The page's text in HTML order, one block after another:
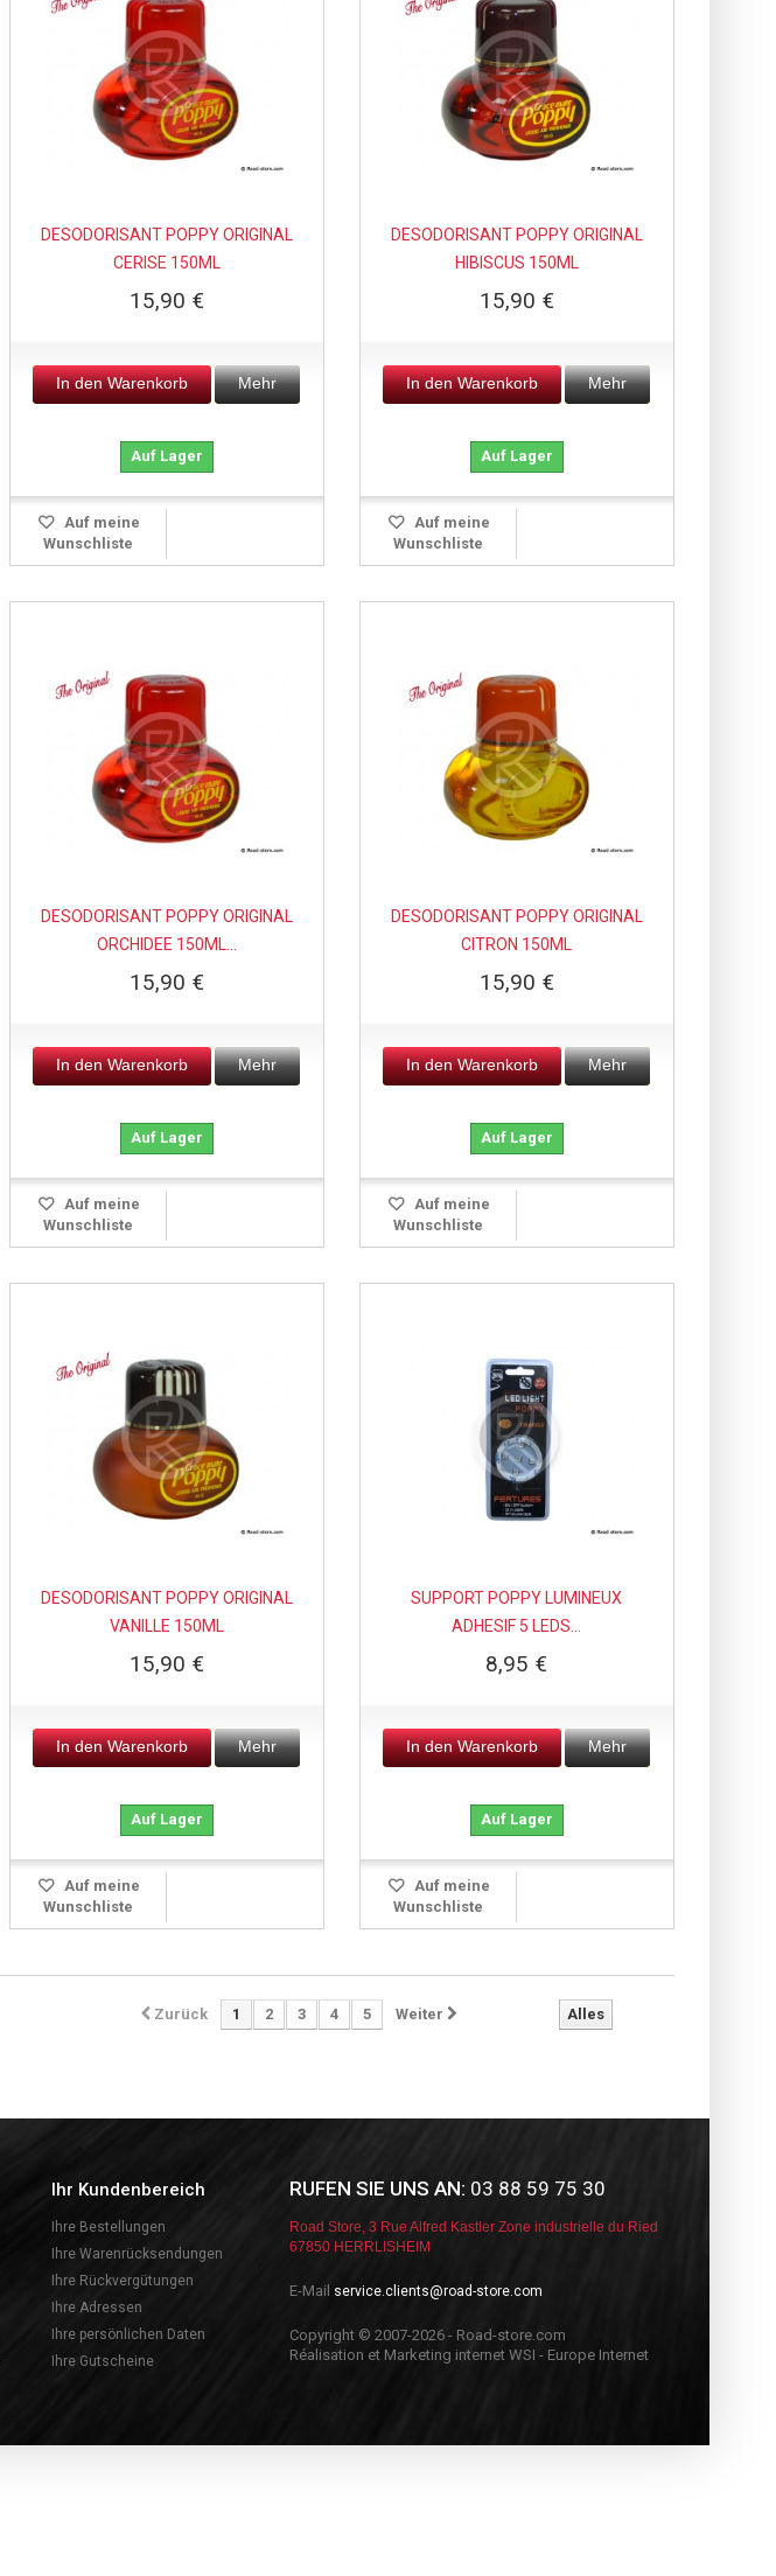
DESODORISANT POPPY ORIGINAL
CERISE 150ML
15,90 €
In den Warenkorb Mehr
Auf Lager
Auf meine
Wunschliste
DESODORISANT POPPY ORIGINAL
HIBISCUS 150ML
15,90 €
In den Warenkorb Mehr
Auf Lager
Auf meine
Wunschliste
DESODORISANT POPPY ORIGINAL
ORCHIDEE 150ML...
15,90 €
In den Warenkorb Mehr
Auf Lager
Auf meine
Wunschliste
DESODORISANT POPPY ORIGINAL
CITRON 150ML
15,90 €
In den Warenkorb Mehr
Auf Lager
Auf meine
Wunschliste
DESODORISANT POPPY ORIGINAL
VANILLE 150ML
15,90 €
In den Warenkorb Mehr
Auf Lager
Auf meine
Wunschliste
SUPPORT POPPY LUMINEUX
ADHESIF 5 LEDS...
8,95 €
In den Warenkorb Mehr
Auf Lager
Auf meine
Wunschliste
Alles
Zurück 1 2 3 4 5 Weiter
Ihr Kundenbereich
Ihre Bestellungen
Ihre Warenrücksendungen
Ihre Rückvergütungen
Ihre Adressen
Ihre persönlichen Daten
Ihre Gutscheine
RUFEN SIE UNS AN: 03 88 59 75 30
Road Store, 3 Rue Alfred Kastler Zone industrielle du Ried
67850 HERRLISHEIM
E-Mail service.clients@road-store.com
Copyright © 2007-2026 - Road-store.com
Réalisation et Marketing internet WSI - Europe Internet